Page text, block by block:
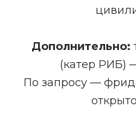
Дополнительно:
(катер РИБ)
По запросу —